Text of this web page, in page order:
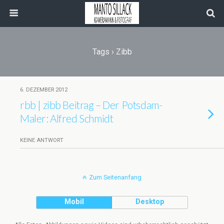
Tags › Zibb
6. DEZEMBER 2012
rbb | zibb Beitrag – Der Potsdam-
Maler: Alfred Schmidt
KEINE ANTWORT
Zum Seitenanfang
Mobil Desktop